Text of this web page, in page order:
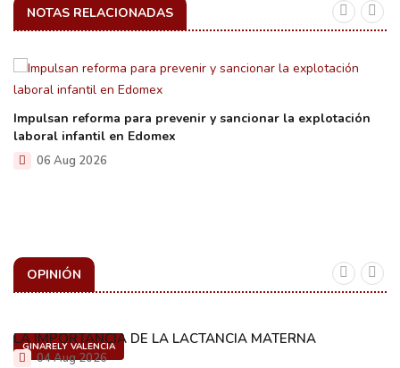
NOTAS RELACIONADAS
Impulsan reforma para prevenir y sancionar la explotación
laboral infantil en Edomex
06 Aug 2026
OPINIÓN
GINARELY VALENCIA
LA IMPORTANCIA DE LA LACTANCIA MATERNA
04 Aug 2026